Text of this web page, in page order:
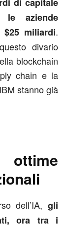
le aziende
miliardi.
divario
blockchain
chain e la
stanno già
dell’IA, gli
ora tra i